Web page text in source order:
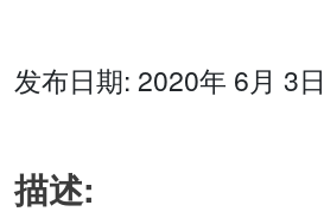
发布日期: 2020年 6月 3日
描述: